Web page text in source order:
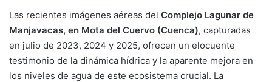
Las recientes imágenes aéreas del Complejo Lagunar de
Manjavacas, en Mota del Cuervo (Cuenca), capturadas
en julio de 2023, 2024 y 2025, ofrecen un elocuente
testimonio de la dinámica hídrica y la aparente mejora en
los niveles de agua de este ecosistema crucial. La